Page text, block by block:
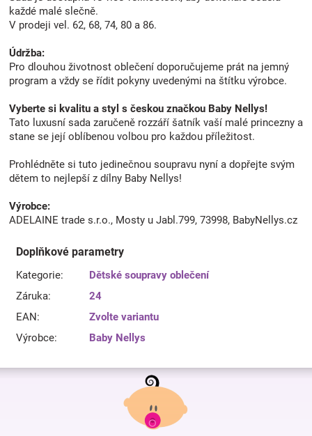
každé malé slečně.
V prodeji vel. 62, 68, 74, 80 a 86.
Údržba:
Pro dlouhou životnost oblečení doporučujeme prát na jemný
program a vždy se řídit pokyny uvedenými na štítku výrobce.
Vyberte si kvalitu a styl s českou značkou Baby Nellys!
Tato luxusní sada zaručeně rozzáří šatník vaší malé princezny a
stane se její oblíbenou volbou pro každou příležitost.
Prohlédněte si tuto jedinečnou soupravu nyní a dopřejte svým
dětem to nejlepší z dílny Baby Nellys!
Výrobce:
ADELAINE trade s.r.o., Mosty u Jabl.799, 73998, BabyNellys.cz
Doplňkové parametry
Kategorie:
Dětské soupravy oblečení
Záruka:
24
EAN:
Zvolte variantu
Výrobce: Baby Nellys
Z